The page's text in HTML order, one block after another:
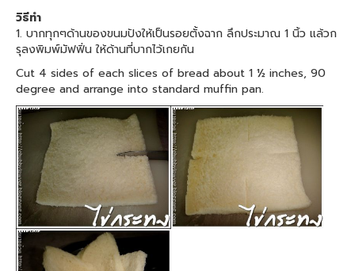
วิธีทำ
1. บากทุกๆด้านของขนมปังให้เป็นรอยตั้งฉาก ลึกประมาณ 1 นิ้ว แล้วก
รุลงพิมพ์มัฟฟิ่น ให้ด้านที่บากไว้เกยกัน
Cut 4 sides of each slices of bread about 1 ½ inches, 90
degree and arrange into standard muffin pan.